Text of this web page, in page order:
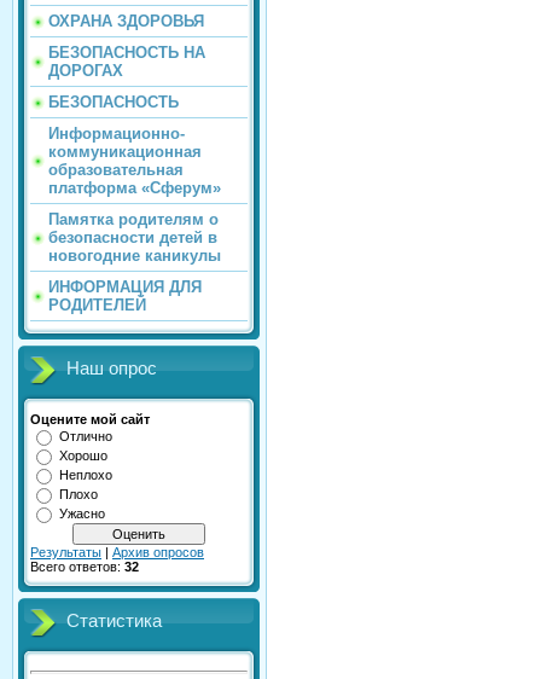
ОХРАНА ЗДОРОВЬЯ
БЕЗОПАСНОСТЬ НА
ДОРОГАХ
БЕЗОПАСНОСТЬ
Информационно-
коммуникационная
образовательная
платформа «Сферум»
Памятка родителям о
безопасности детей в
новогодние каникулы
ИНФОРМАЦИЯ ДЛЯ
РОДИТЕЛЕЙ
Наш опрос
Оцените мой сайт
Отлично
Хорошо
Неплохо
Плохо
Ужасно
Результаты | Архив опросов
Всего ответов: 32
Статистика